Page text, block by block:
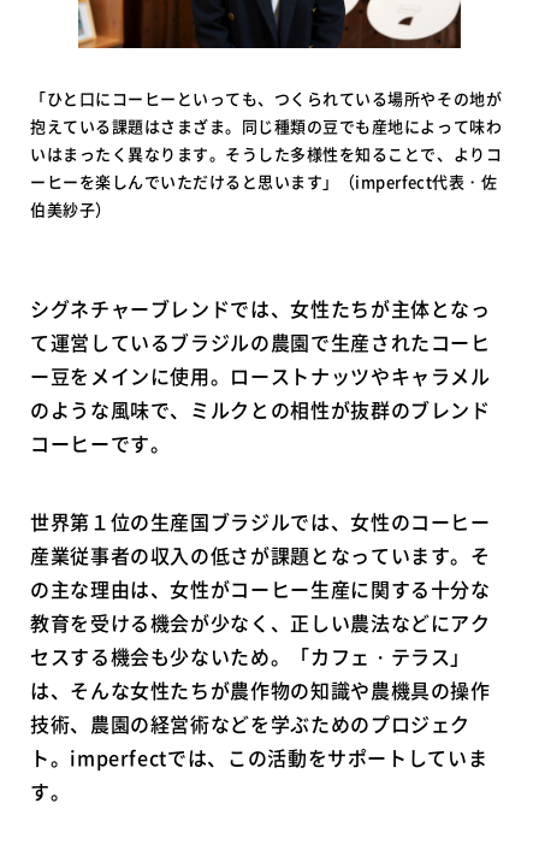
「ひと口にコーヒーといっても、つくられている場所やその地が
抱えている課題はさまざま。同じ種類の豆でも産地によって味わ
いはまったく異なります。そうした多様性を知ることで、よりコ
ーヒーを楽しんでいただけると思います」（imperfect代表・佐
伯美紗子）
シグネチャーブレンドでは、女性たちが主体となっ
て運営しているブラジルの農園で生産されたコーヒ
ー豆をメインに使用。ローストナッツやキャラメル
のような風味で、ミルクとの相性が抜群のブレンド
コーヒーです。
世界第１位の生産国ブラジルでは、女性のコーヒー
産業従事者の収入の低さが課題となっています。そ
の主な理由は、女性がコーヒー生産に関する十分な
教育を受ける機会が少なく、正しい農法などにアク
セスする機会も少ないため。「カフェ・テラス」
は、そんな女性たちが農作物の知識や農機具の操作
技術、農園の経営術などを学ぶためのプロジェク
ト。imperfectでは、この活動をサポートしていま
す。